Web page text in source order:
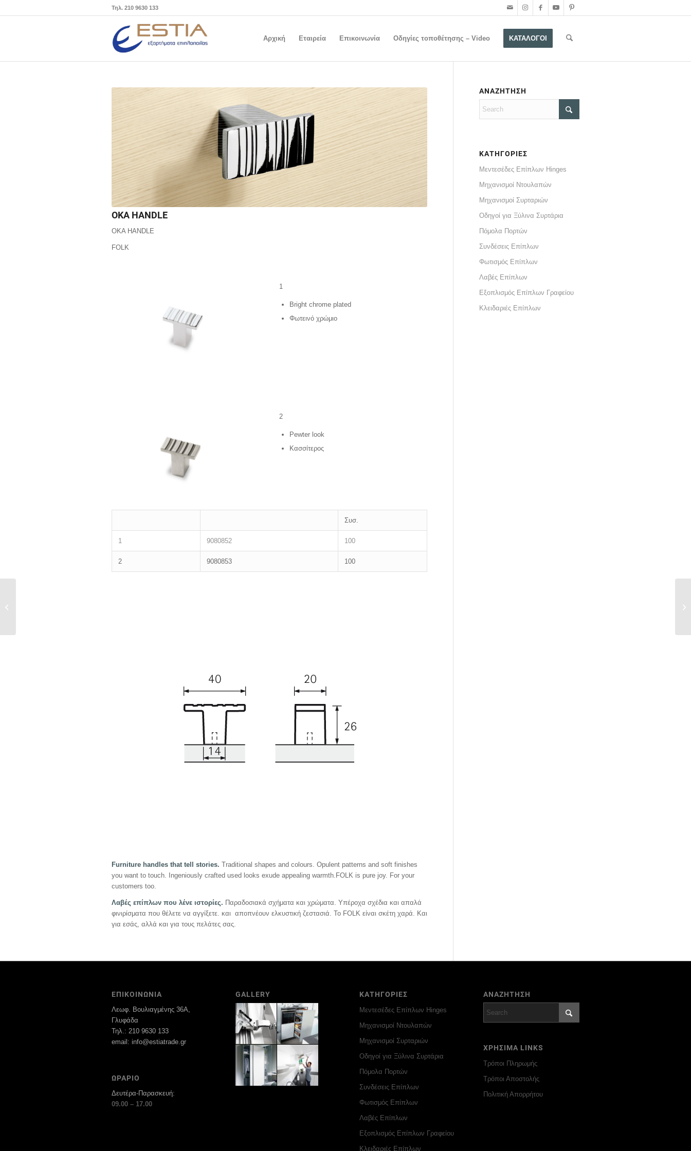
Τηλ. 210 9630 133
Αρχική Εταιρεία Επικοινωνία Οδηγίες τοποθέτησης – Video ΚΑΤΑΛΟΓΟΙ
OKA HANDLE
OKA HANDLE
FOLK
1
Bright chrome plated
Φωτεινό χρώμιο
2
Pewter look
Κασσίτερος
Συσ.
1 9080852 100
2 9080853 100
Furniture handles that tell stories. Traditional shapes and colours. Opulent patterns and soft finishes
you want to touch. Ingeniously crafted used looks exude appealing warmth.FOLK is pure joy. For your
customers too.
Λαβές επίπλων που λένε ιστορίες. Παραδοσιακά σχήματα και χρώματα. Υπέροχα σχέδια και απαλά
φινιρίσματα που θέλετε να αγγίξετε. και αποπνέουν ελκυστική ζεστασιά. Το FOLK είναι σκέτη χαρά. Και
για εσάς, αλλά και για τους πελάτες σας.
ΑΝΑΖΗΤΗΣΗ
ΚΑΤΗΓΟΡΙΕΣ
Μεντεσέδες Επίπλων Hinges
Μηχανισμοί Ντουλαπών
Μηχανισμοί Συρταριών
Οδηγοί για Ξύλινα Συρτάρια
Πόμολα Πορτών
Συνδέσεις Επίπλων
Φωτισμός Επίπλων
Λαβές Επίπλων
Εξοπλισμός Επίπλων Γραφείου
Κλειδαριές Επίπλων
ΕΠΙΚΟΙΝΩΝΙΑ
Λεωφ. Βουλιαγμένης 36Α,
Γλυφάδα
Τηλ.: 210 9630 133
email: info@estiatrade.gr
ΩΡΑΡΙΟ
Δευτέρα-Παρασκευή:
09.00 – 17.00
GALLERY ΚΑΤΗΓΟΡΙΕΣ
Μεντεσέδες Επίπλων Hinges
Μηχανισμοί Ντουλαπών
Μηχανισμοί Συρταριών
Οδηγοί για Ξύλινα Συρτάρια
Πόμολα Πορτών
Συνδέσεις Επίπλων
Φωτισμός Επίπλων
Λαβές Επίπλων
Εξοπλισμός Επίπλων Γραφείου
Κλειδαριές Επίπλων
ΑΝΑΖΗΤΗΣΗ
ΧΡΗΣΙΜΑ LINKS
Τρόποι Πληρωμής
Τρόποι Αποστολής
Πολιτική Απορρήτου